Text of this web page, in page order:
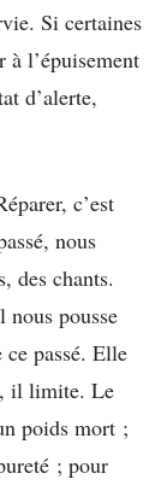
Si certaines
à l’épuisement
d’alerte,
c’est
nous
des chants.
nous pousse
ce passé. Elle
il limite. Le
poids mort ;
; pour